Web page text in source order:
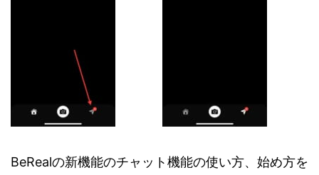
BeRealの新機能のチャット機能の使い方、始め方を